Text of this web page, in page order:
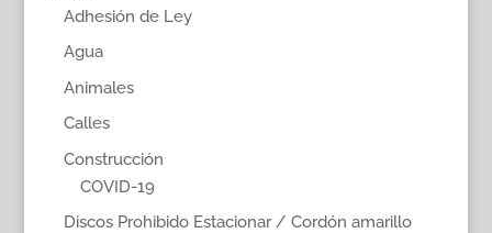
Adhesión de Ley
Agua
Animales
Calles
Construcción
COVID-19
Discos Prohibido Estacionar / Cordón amarillo